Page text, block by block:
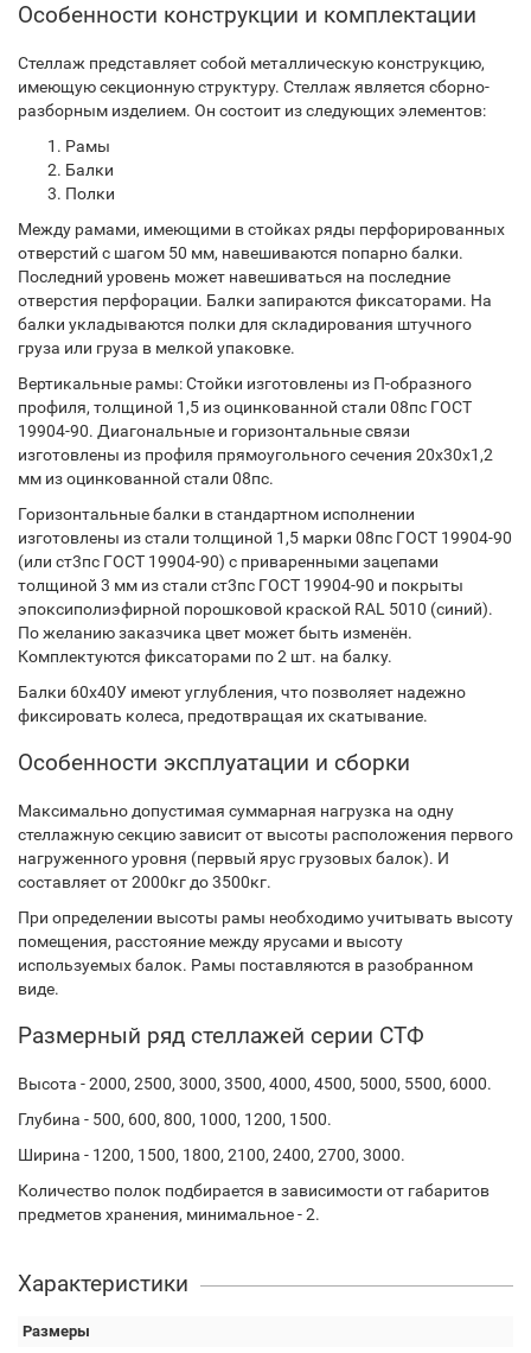
Особенности конструкции и комплектации
Стеллаж представляет собой металлическую конструкцию,
имеющую секционную структуру. Стеллаж является сборно-
разборным изделием. Он состоит из следующих элементов:
Рамы
Балки
Полки
Между рамами, имеющими в стойках ряды перфорированных
отверстий с шагом 50 мм, навешиваются попарно балки.
Последний уровень может навешиваться на последние
отверстия перфорации. Балки запираются фиксаторами. На
балки укладываются полки для складирования штучного
груза или груза в мелкой упаковке.
Вертикальные рамы: Стойки изготовлены из П-образного
профиля, толщиной 1,5 из оцинкованной стали 08пс ГОСТ
19904-90. Диагональные и горизонтальные связи
изготовлены из профиля прямоугольного сечения 20х30х1,2
мм из оцинкованной стали 08пс.
Горизонтальные балки в стандартном исполнении
изготовлены из стали толщиной 1,5 марки 08пс ГОСТ 19904-90
(или ст3пс ГОСТ 19904-90) с приваренными зацепами
толщиной 3 мм из стали ст3пс ГОСТ 19904-90 и покрыты
эпоксиполиэфирной порошковой краской RAL 5010 (синий).
По желанию заказчика цвет может быть изменён.
Комплектуются фиксаторами по 2 шт. на балку.
Балки 60х40У имеют углубления, что позволяет надежно
фиксировать колеса, предотвращая их скатывание.
Особенности эксплуатации и сборки
Максимально допустимая суммарная нагрузка на одну
стеллажную секцию зависит от высоты расположения первого
нагруженного уровня (первый ярус грузовых балок). И
составляет от 2000кг до 3500кг.
При определении высоты рамы необходимо учитывать высоту
помещения, расстояние между ярусами и высоту
используемых балок. Рамы поставляются в разобранном
виде.
Размерный ряд стеллажей серии СТФ
Высота - 2000, 2500, 3000, 3500, 4000, 4500, 5000, 5500, 6000.
Глубина - 500, 600, 800, 1000, 1200, 1500.
Ширина - 1200, 1500, 1800, 2100, 2400, 2700, 3000.
Количество полок подбирается в зависимости от габаритов
предметов хранения, минимальное - 2.
Характеристики
Размеры